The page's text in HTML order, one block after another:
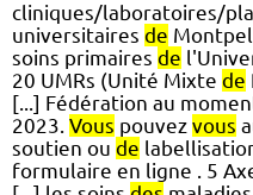
cliniques/laboratoires/
universitaires de
soins primaires de
20 UMRs (Unité Mixte de
[...] Fédération au
2023. Vous pouvez vous
soutien ou de
formulaire en ligne . 5